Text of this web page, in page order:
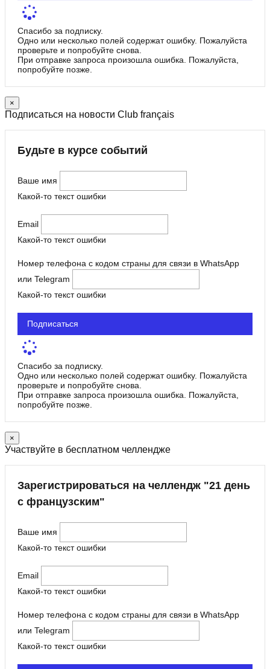
Спасибо за подписку.
Одно или несколько полей содержат ошибку. Пожалуйста
проверьте и попробуйте снова.
При отправке запроса произошла ошибка. Пожалуйста,
попробуйте позже.
×
Подписаться на новости Club français
Будьте в курсе событий
Ваше имя
Какой-то текст ошибки
Email
Какой-то текст ошибки
Номер телефона с кодом страны для связи в WhatsApp
или Telegram
Какой-то текст ошибки
Подписаться
Спасибо за подписку.
Одно или несколько полей содержат ошибку. Пожалуйста
проверьте и попробуйте снова.
При отправке запроса произошла ошибка. Пожалуйста,
попробуйте позже.
×
Участвуйте в бесплатном челлендже
Зарегистрироваться на челлендж "21 день
с французским"
Ваше имя
Какой-то текст ошибки
Email
Какой-то текст ошибки
Номер телефона с кодом страны для связи в WhatsApp
или Telegram
Какой-то текст ошибки